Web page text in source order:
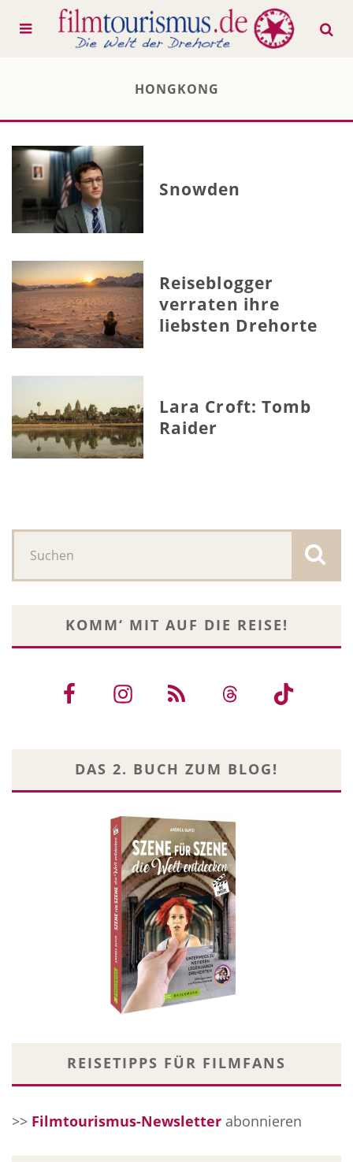
HONGKONG
Snowden
Reiseblogger
verraten ihre
liebsten Drehorte
Lara Croft: Tomb
Raider
KOMM‘ MIT AUF DIE REISE!
DAS 2. BUCH ZUM BLOG!
REISETIPPS FÜR FILMFANS
>> Filmtourismus-Newsletter abonnieren